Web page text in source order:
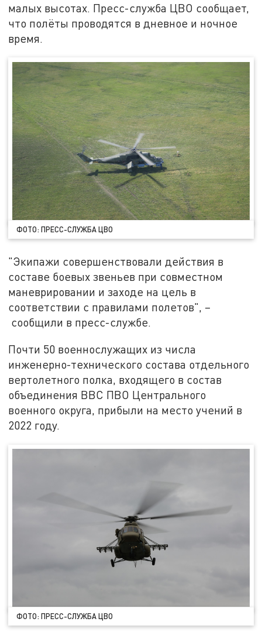
малых высотах. Пресс-служба ЦВО сообщает,
что полёты проводятся в дневное и ночное
время.
ФОТО: ПРЕСС-СЛУЖБА ЦВО
"Экипажи совершенствовали действия в
составе боевых звеньев при совместном
маневрировании и заходе на цель в
соответствии с правилами полетов", –
сообщили в пресс-службе.
Почти 50 военнослужащих из числа
инженерно-технического состава отдельного
вертолетного полка, входящего в состав
объединения ВВС ПВО Центрального
военного округа, прибыли на место учений в
2022 году.
ФОТО: ПРЕСС-СЛУЖБА ЦВО